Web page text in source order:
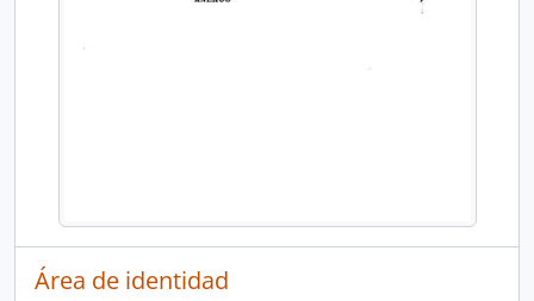
Área de identidad